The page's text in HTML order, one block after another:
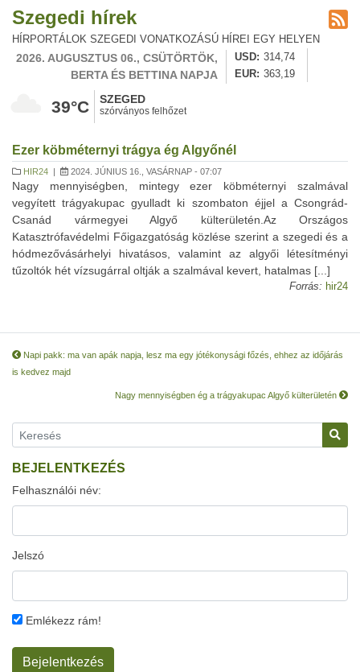
Szegedi hírek
HÍRPORTÁLOK SZEGEDI VONATKOZÁSÚ HÍREI EGY HELYEN
2026. AUGUSZTUS 06., CSÜTÖRTÖK,
BERTA ÉS BETTINA NAPJA
USD
314,74
EUR
363,19
39°C SZEGED
szórványos felhőzet
Ezer köbméternyi trágya ég Algyőnél
HIR24 | 2024. JÚNIUS 16., VASÁRNAP - 07:07
Nagy mennyiségben, mintegy ezer köbméternyi szalmával
vegyített trágyakupac gyulladt ki szombaton éjjel a Csongrád-
Csanád vármegyei Algyő külterületén.Az Országos
Katasztrófavédelmi Főigazgatóság közlése szerint a szegedi és a
hódmezővásárhelyi hivatásos, valamint az algyői létesítményi
tűzoltók hét vízsugárral oltják a szalmával kevert, hatalmas [...]
Forrás: hir24
Napi pakk: ma van apák napja, lesz ma egy jótékonysági főzés, ehhez az időjárás
is kedvez majd
Nagy mennyiségben ég a trágyakupac Algyő külterületén
BEJELENTKEZÉS
Felhasználói név:
Jelszó
Emlékezz rám!